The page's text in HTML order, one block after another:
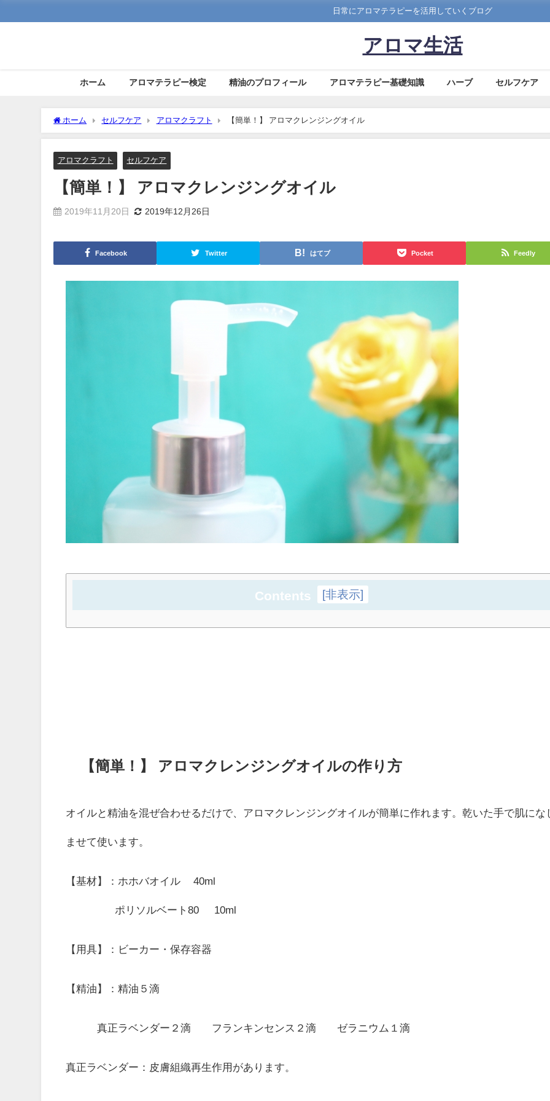
日常にアロマテラピーを活用していくブログ
アロマ生活
ホーム アロマテラピー検定 精油のプロフィール アロマテラピー基礎知識 ハーブ セルフケア
ホーム セルフケア アロマクラフト 【簡単！】 アロマクレンジングオイル
アロマクラフト セルフケア
【簡単！】 アロマクレンジングオイル
2019年11月20日 2019年12月26日
Facebook Twitter はてブ Pocket Feedly
Contents [非表示]
【簡単！】 アロマクレンジングオイルの作り方
オイルと精油を混ぜ合わせるだけで、アロマクレンジングオイルが簡単に作れます。乾いた手で肌にな
ませて使います。
【基材】：ホホバオイル 40ml
ポリソルベート80 10ml
【用具】：ビーカー・保存容器
【精油】：精油５滴
真正ラベンダー２滴 フランキンセンス２滴 ゼラニウム１滴
真正ラベンダー：皮膚組織再生作用があります。